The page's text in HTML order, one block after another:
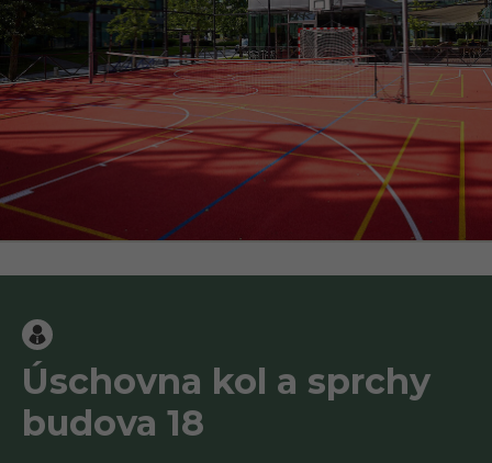
Úschovna kol a sprchy
budova 18